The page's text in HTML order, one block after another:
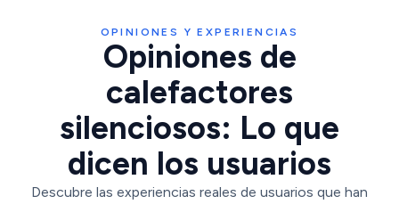
OPINIONES Y EXPERIENCIAS
Opiniones de
calefactores
silenciosos: Lo que
dicen los usuarios
Descubre las experiencias reales de usuarios que han